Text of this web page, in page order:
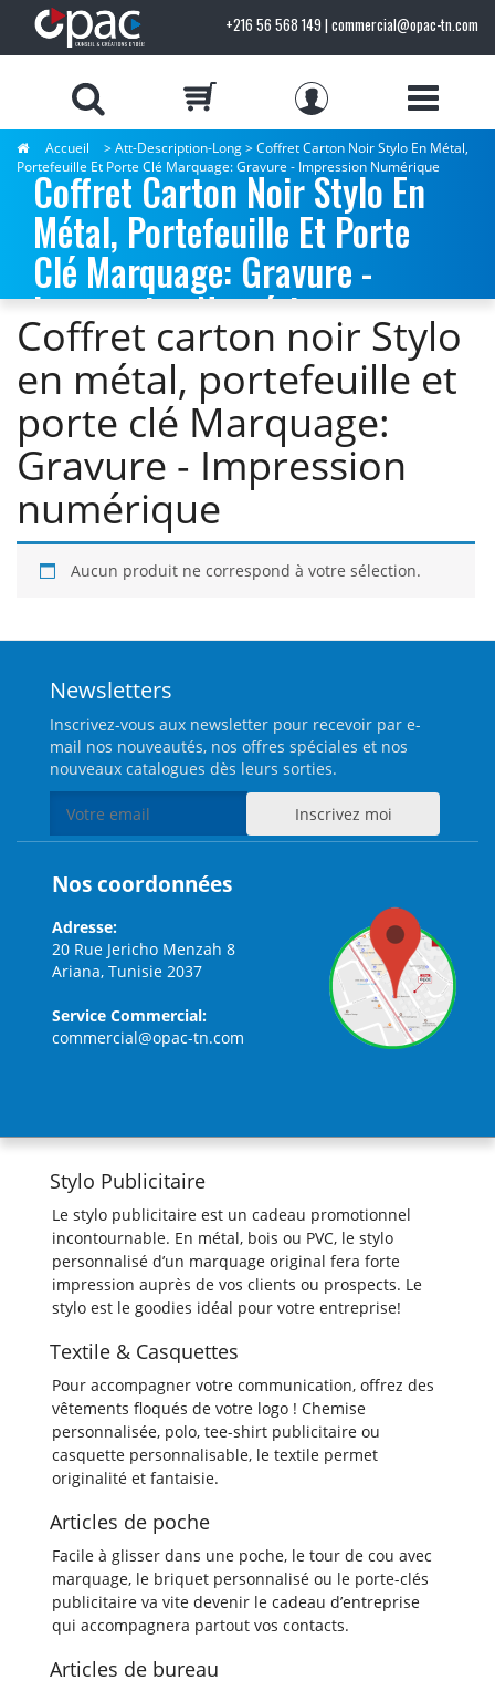
+216 56 568 149 | commercial@opac-tn.com
Accueil
> Att-Description-Long > Coffret Carton Noir Stylo En Métal,
Portefeuille Et Porte Clé Marquage: Gravure - Impression Numérique
Coffret Carton Noir Stylo En
Métal, Portefeuille Et Porte
Clé Marquage: Gravure -
Impression Numérique
Coffret carton noir Stylo
en métal, portefeuille et
porte clé Marquage:
Gravure - Impression
numérique
Aucun produit ne correspond à votre sélection.
Newsletters
Inscrivez-vous aux newsletter pour recevoir par e-
mail nos nouveautés, nos offres spéciales et nos
nouveaux catalogues dès leurs sorties.
Nos coordonnées
Adresse:
20 Rue Jericho Menzah 8
Ariana, Tunisie 2037
Service Commercial:
commercial@opac-tn.com
Stylo Publicitaire
Le stylo publicitaire est un cadeau promotionnel
incontournable. En métal, bois ou PVC, le stylo
personnalisé d’un marquage original fera forte
impression auprès de vos clients ou prospects. Le
stylo est le goodies idéal pour votre entreprise!
Textile & Casquettes
Pour accompagner votre communication, offrez des
vêtements floqués de votre logo ! Chemise
personnalisée, polo, tee-shirt publicitaire ou
casquette personnalisable, le textile permet
originalité et fantaisie.
Articles de poche
Facile à glisser dans une poche, le tour de cou avec
marquage, le briquet personnalisé ou le porte-clés
publicitaire va vite devenir le cadeau d’entreprise
qui accompagnera partout vos contacts.
Articles de bureau